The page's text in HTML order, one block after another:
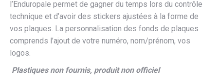
l’Enduropale permet de gagner du temps lors du contrôle
technique et d’avoir des stickers ajustées à la forme de
vos plaques. La personnalisation des fonds de plaques
comprends l’ajout de votre numéro, nom/prénom, vos
logos.
Plastiques non fournis, produit non officiel